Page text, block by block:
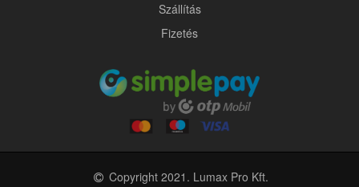
Szállítás
Fizetés
Copyright 2021. Lumax Pro Kft.